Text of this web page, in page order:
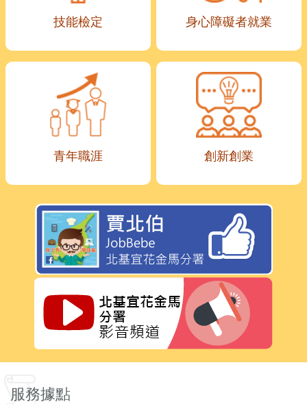
技能檢定 身心障礙者就業
青年職涯 創新創業
服務據點